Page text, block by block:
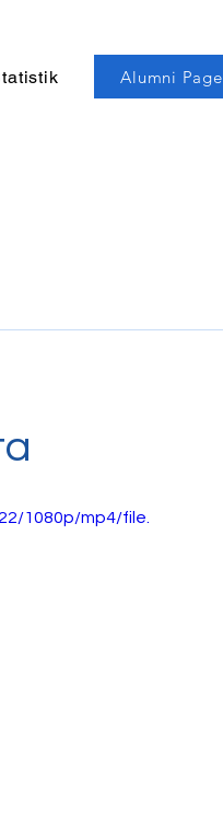
Alumni Page
1080p/mp4/file.